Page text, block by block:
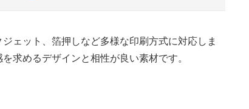
ェット、箔押しなど多様な印刷方式に対応しま
求めるデザインと相性が良い素材です。